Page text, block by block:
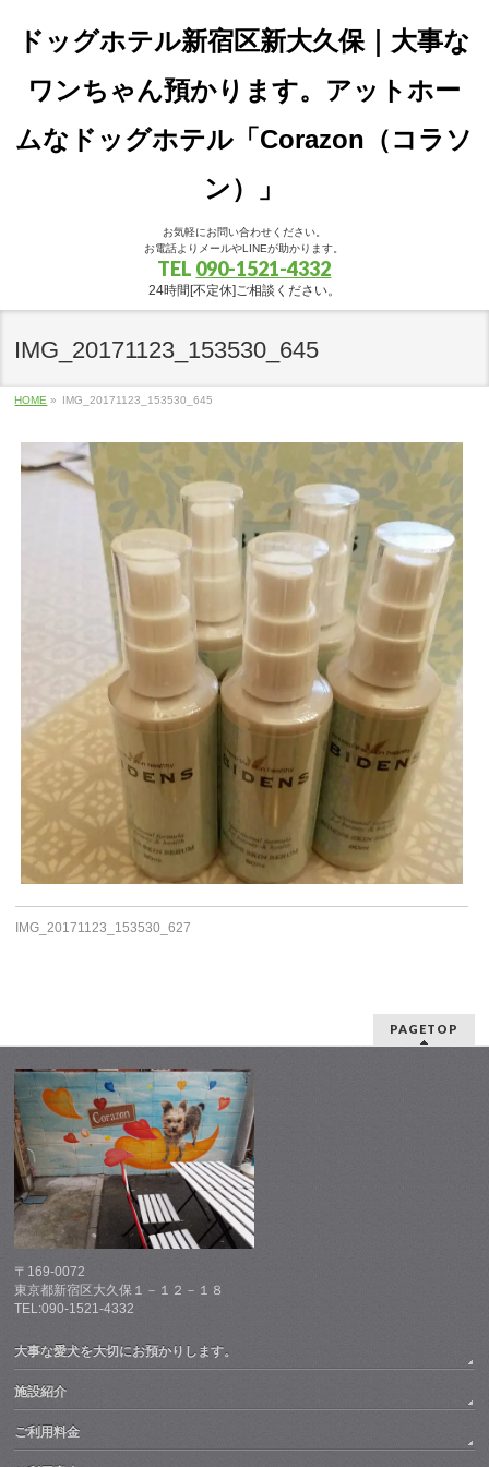
ドッグホテル新宿区新大久保｜大事な
ワンちゃん預かります。アットホー
ムなドッグホテル「Corazon（コラソ
ン）」
お気軽にお問い合わせください。
お電話よりメールやLINEが助かります。
TEL 090-1521-4332
24時間[不定休]ご相談ください。
IMG_20171123_153530_645
HOME » IMG_20171123_153530_645
IMG_20171123_153530_627
PAGETOP
〒169-0072
東京都新宿区大久保１－１２－１８
TEL:090-1521-4332
大事な愛犬を大切にお預かりします。
施設紹介
ご利用料金